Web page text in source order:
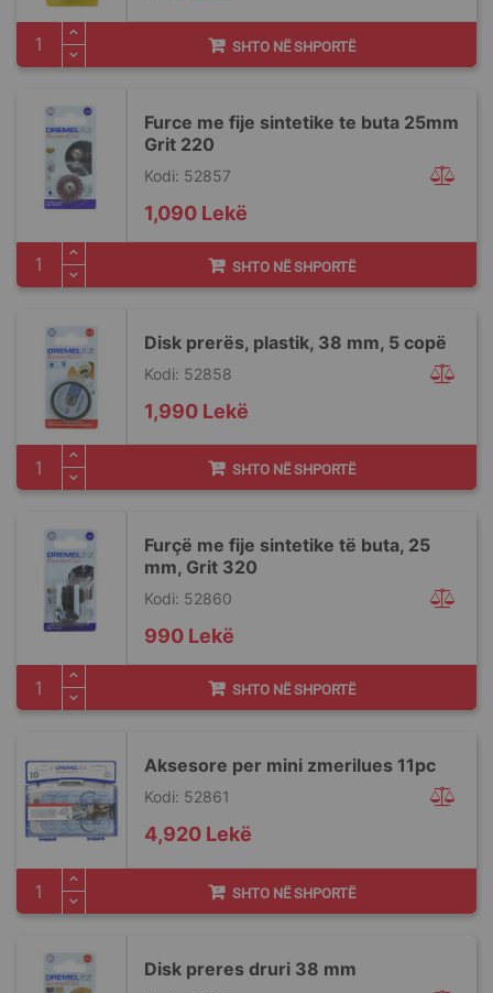
SHTO NË SHPORTË
Furce me fije sintetike te buta 25mm
Grit 220
Kodi: 52857
1,090 Lekë
SHTO NË SHPORTË
Disk prerës, plastik, 38 mm, 5 copë
Kodi: 52858
1,990 Lekë
SHTO NË SHPORTË
Furçë me fije sintetike të buta, 25
mm, Grit 320
Kodi: 52860
990 Lekë
SHTO NË SHPORTË
Aksesore per mini zmerilues 11pc
Kodi: 52861
4,920 Lekë
SHTO NË SHPORTË
Disk preres druri 38 mm